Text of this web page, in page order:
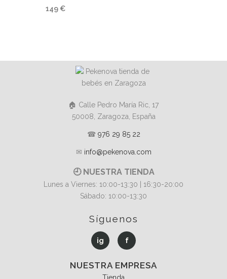
149 €
🏠 Calle Pedro María Ric, 17
50008, Zaragoza, España
☎ 976 29 85 22
✉ info@pekenova.com
🕘 NUESTRA TIENDA
Lunes a Viernes: 10:00-13:30 | 16:30-20:00
Sábado: 10:00-13:30
Síguenos
ig f
NUESTRA EMPRESA